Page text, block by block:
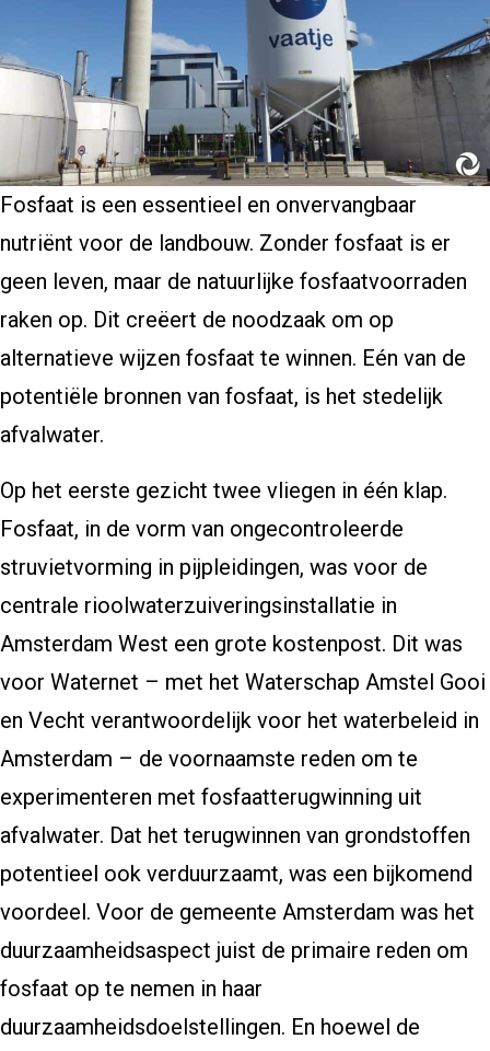
Fosfaat is een essentieel en onvervangbaar
nutriënt voor de landbouw. Zonder fosfaat is er
geen leven, maar de natuurlijke fosfaatvoorraden
raken op. Dit creëert de noodzaak om op
alternatieve wijzen fosfaat te winnen. Eén van de
potentiële bronnen van fosfaat, is het stedelijk
afvalwater.
Op het eerste gezicht twee vliegen in één klap.
Fosfaat, in de vorm van ongecontroleerde
struvietvorming in pijpleidingen, was voor de
centrale rioolwaterzuiveringsinstallatie in
Amsterdam West een grote kostenpost. Dit was
voor Waternet – met het Waterschap Amstel Gooi
en Vecht verantwoordelijk voor het waterbeleid in
Amsterdam – de voornaamste reden om te
experimenteren met fosfaatterugwinning uit
afvalwater. Dat het terugwinnen van grondstoffen
potentieel ook verduurzaamt, was een bijkomend
voordeel. Voor de gemeente Amsterdam was het
duurzaamheidsaspect juist de primaire reden om
fosfaat op te nemen in haar
duurzaamheidsdoelstellingen. En hoewel de